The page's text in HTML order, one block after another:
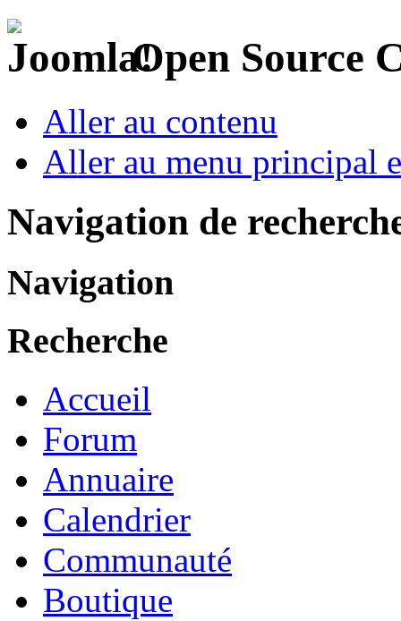
Open Source
Aller au contenu
Aller au menu principal
Navigation de
Navigation
Recherche
Accueil
Forum
Annuaire
Calendrier
Communauté
Boutique